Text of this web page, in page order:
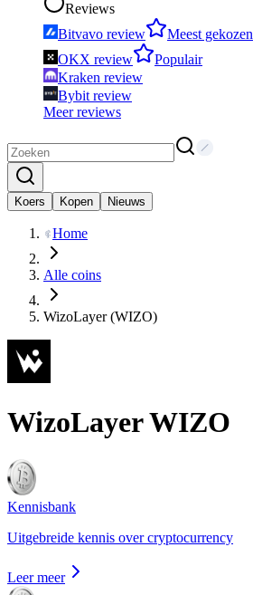
Reviews
Bitvavo review
Meest gekozen
OKX review
Populair
Kraken review
Bybit review
Meer reviews
Koers Kopen Nieuws
Home
Alle coins
WizoLayer (WIZO)
WizoLayerWIZO
Kennisbank
Uitgebreide kennis over cryptocurrency
Leer meer